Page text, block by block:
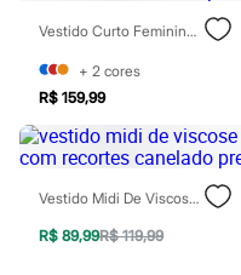
Tratamento
Hidratante
Protetor solar
Tratamento
Cuidados com o rosto
Esfoliante
Hidratante
Protetor solar
Tônicos
Maquiagens
Vestido Curto Feminino Blusê Decote Redondo Preto
+ 2 cores
R$ 159,99
Vestido Midi De Viscose Com Recortes Canelado Preto
R$ 89,99R$ 119,99